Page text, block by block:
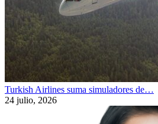
Turkish Airlines suma simuladores de…
24 julio, 2026